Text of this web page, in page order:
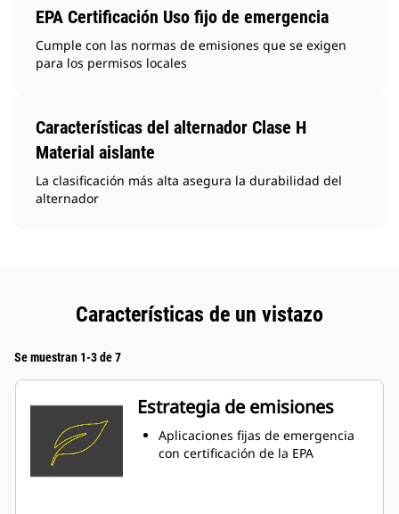
EPA Certificación Uso fijo de emergencia
Cumple con las normas de emisiones que se exigen
para los permisos locales
Características del alternador Clase H
Material aislante
La clasificación más alta asegura la durabilidad del
alternador
Características de un vistazo
Se muestran 1-3 de 7
Estrategia de emisiones
Aplicaciones fijas de emergencia
con certificación de la EPA